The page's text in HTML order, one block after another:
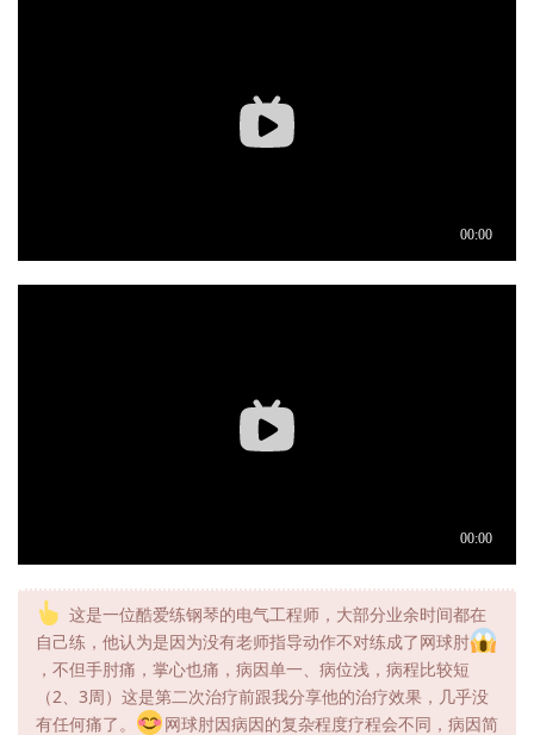
这是一位酷爱练钢琴的电气工程师，大部分业余时间都在
自己练，他认为是因为没有老师指导动作不对练成了网球肘
，不但手肘痛，掌心也痛，病因单一、病位浅，病程比较短
（2、3周）这是第二次治疗前跟我分享他的治疗效果，几乎没
有任何痛了。
网球肘因病因的复杂程度疗程会不同，病因简